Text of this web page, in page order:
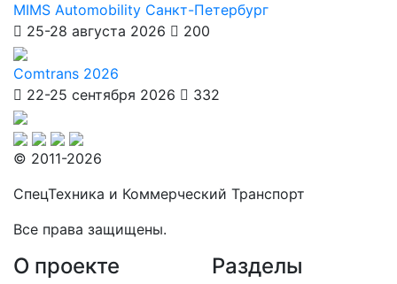
MIMS Automobility Санкт-Петербург
25-28 августа 2026
200
Comtrans 2026
22-25 сентября 2026
332
© 2011-2026
СпецТехника и Коммерческий Транспорт
Все права защищены.
О проекте Разделы